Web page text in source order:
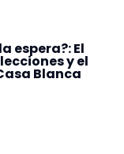
espera?: El
y el
Blanca